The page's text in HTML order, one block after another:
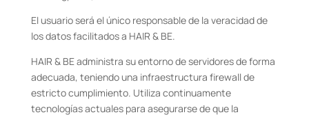
El usuario será el único responsable de la veracidad de
los datos facilitados a HAIR & BE.
HAIR & BE administra su entorno de servidores de forma
adecuada, teniendo una infraestructura firewall de
estricto cumplimiento. Utiliza continuamente
tecnologías actuales para asegurarse de que la